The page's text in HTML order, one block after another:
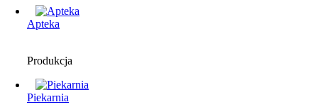
Apteka
Produkcja
Piekarnia